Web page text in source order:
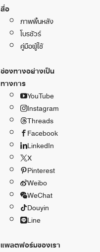
สื่อ
ภาพพื้นหลัง
โบรชัวร์
คู่มือผู้ใช้
ช่องทางอย่างเป็น
ทางการ
YouTube
Instagram
Threads
Facebook
LinkedIn
X
Pinterest
Weibo
WeChat
Douyin
Line
แพลตฟอร์มของเรา